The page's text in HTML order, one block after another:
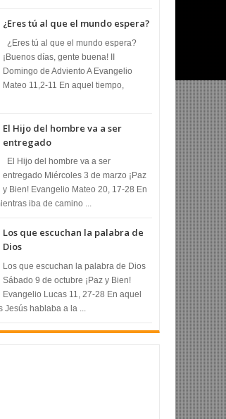
¿Eres tú al que el mundo espera?
¿Eres tú al que el mundo espera?
¡Buenos días, gente buena! II
Domingo de Adviento A Evangelio
Mateo 11,2-11 En aquel tiempo,
El Hijo del hombre va a ser
entregado
El Hijo del hombre va a ser
entregado Miércoles 3 de marzo ¡Paz
y Bien! Evangelio Mateo 20, 17-28 En
iba de camino ...
Los que escuchan la palabra de
Dios
Los que escuchan la palabra de Dios
Sábado 9 de octubre ¡Paz y Bien!
Evangelio Lucas 11, 27-28 En aquel
Jesús hablaba a la ...